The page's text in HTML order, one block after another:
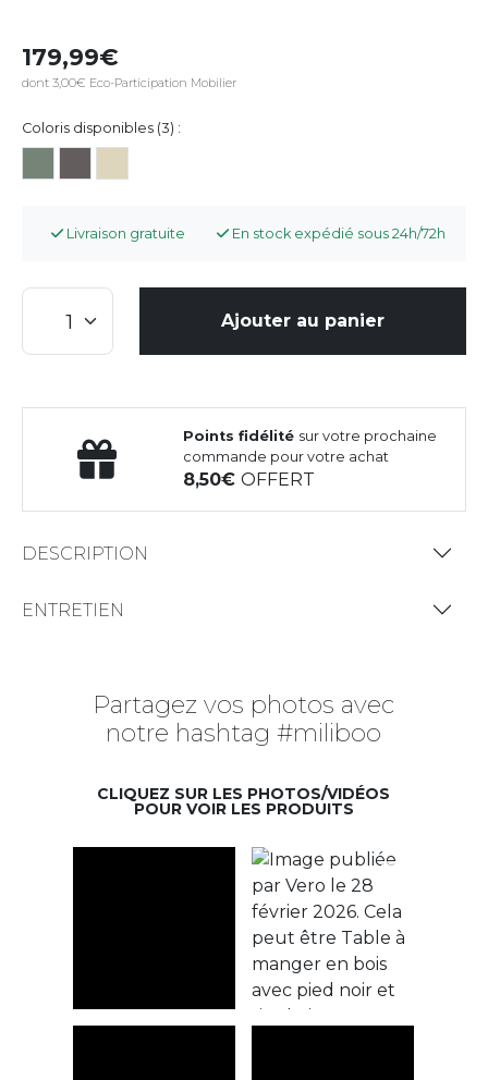
179,99
dont 3,00€ Eco-Participation Mobilier
Coloris disponibles (3) :
Livraison gratuite En stock expédié sous 24h/72h
Ajouter au panier
Points fidélité sur votre prochaine
commande pour votre achat
8,50OFFERT
DESCRIPTION
ENTRETIEN
Partagez vos photos avec
notre hashtag #miliboo
CLIQUEZ SUR LES PHOTOS/VIDÉOS
POUR VOIR LES PRODUITS